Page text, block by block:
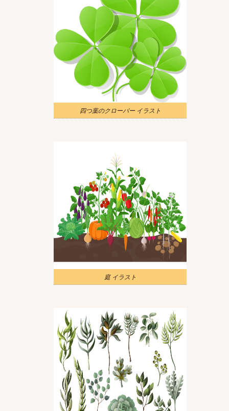
四つ葉のクローバー イラスト
庭 イラスト